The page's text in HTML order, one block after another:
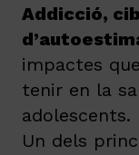
Addicció,
impactes
tenir en la
adolescents.
Un dels